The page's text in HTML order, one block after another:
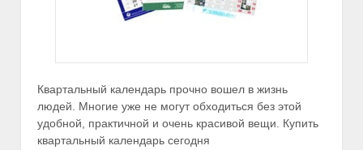
Квартальный календарь прочно вошел в жизнь
людей. Многие уже не могут обходиться без этой
удобной, практичной и очень красивой вещи. Купить
квартальный календарь сегодня